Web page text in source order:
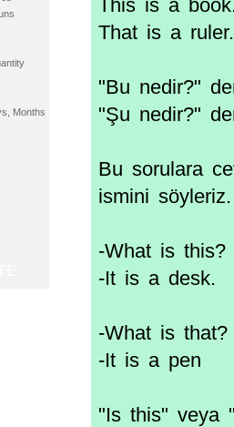
Months
This is a
That is a ruler.
"Bu nedir?"
"Şu nedir?"
Bu sorulara
ismini söyleriz.
-What is this?
-It is a desk.
-What is that?
-It is a pen
"Is this" veya